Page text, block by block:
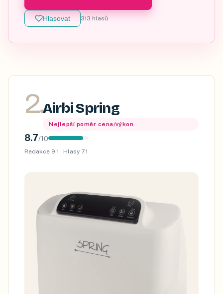
Hlasovat 313 hlasů
2.Airbi Spring
Nejlepší poměr cena/výkon
8.7/10
Redakce 9.1 · Hlasy 7.1